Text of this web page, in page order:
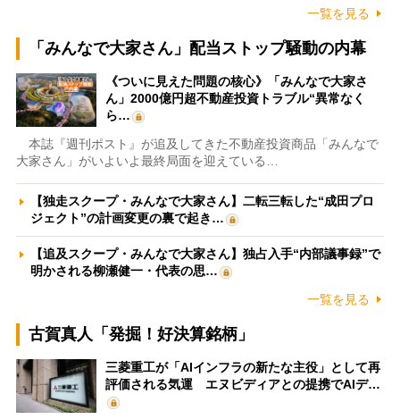
一覧を見る
「みんなで大家さん」配当ストップ騒動の内幕
《ついに見えた問題の核心》「みんなで大家さ
ん」2000億円超不動産投資トラブル“異常なく
ら…
本誌『週刊ポスト』が追及してきた不動産投資商品「みんなで
大家さん」がいよいよ最終局面を迎えている…
【独走スクープ・みんなで大家さん】二転三転した“成田プロ
ジェクト”の計画変更の裏で起き…
【追及スクープ・みんなで大家さん】独占入手“内部議事録”で
明かされる柳瀬健一・代表の思…
一覧を見る
古賀真人「発掘！好決算銘柄」
三菱重工が「AIインフラの新たな主役」として再
評価される気運 エヌビディアとの提携でAIデ…